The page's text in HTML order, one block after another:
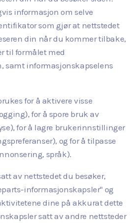
informasjon om selve
som gjør at nettstedet
din når du kommer tilbake,
til formålet med
samt informasjonskapselens
for å aktivere visse
for å spore bruk av
for å lagre brukerinnstillinger
og for å tilpasse
språk).
av nettstedet du besøker,
informasjonskapsler" og
dine på akkurat dette
satt av andre nettsteder